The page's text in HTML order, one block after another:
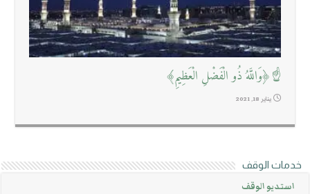
☝﴿وَاللَّهُ ذُو الْفَضْلِ الْعَظِيمِ﴾
يناير 18, 2021
خدمات الوقف
استديو الوقف